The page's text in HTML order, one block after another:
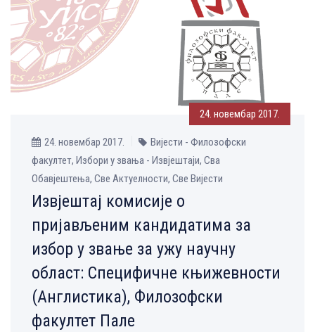
24. новембар 2017.
24. новембар 2017.
Вијести - Филозофски
факултет, Избори у звања - Извјештаји, Сва
Обавјештења, Све Aктуелности, Све Вијести
Извјештај комисије о
пријављеним кандидатима за
избор у звање за ужу научну
област: Специфичне књижевности
(Англистика), Филозофски
факултет Пале